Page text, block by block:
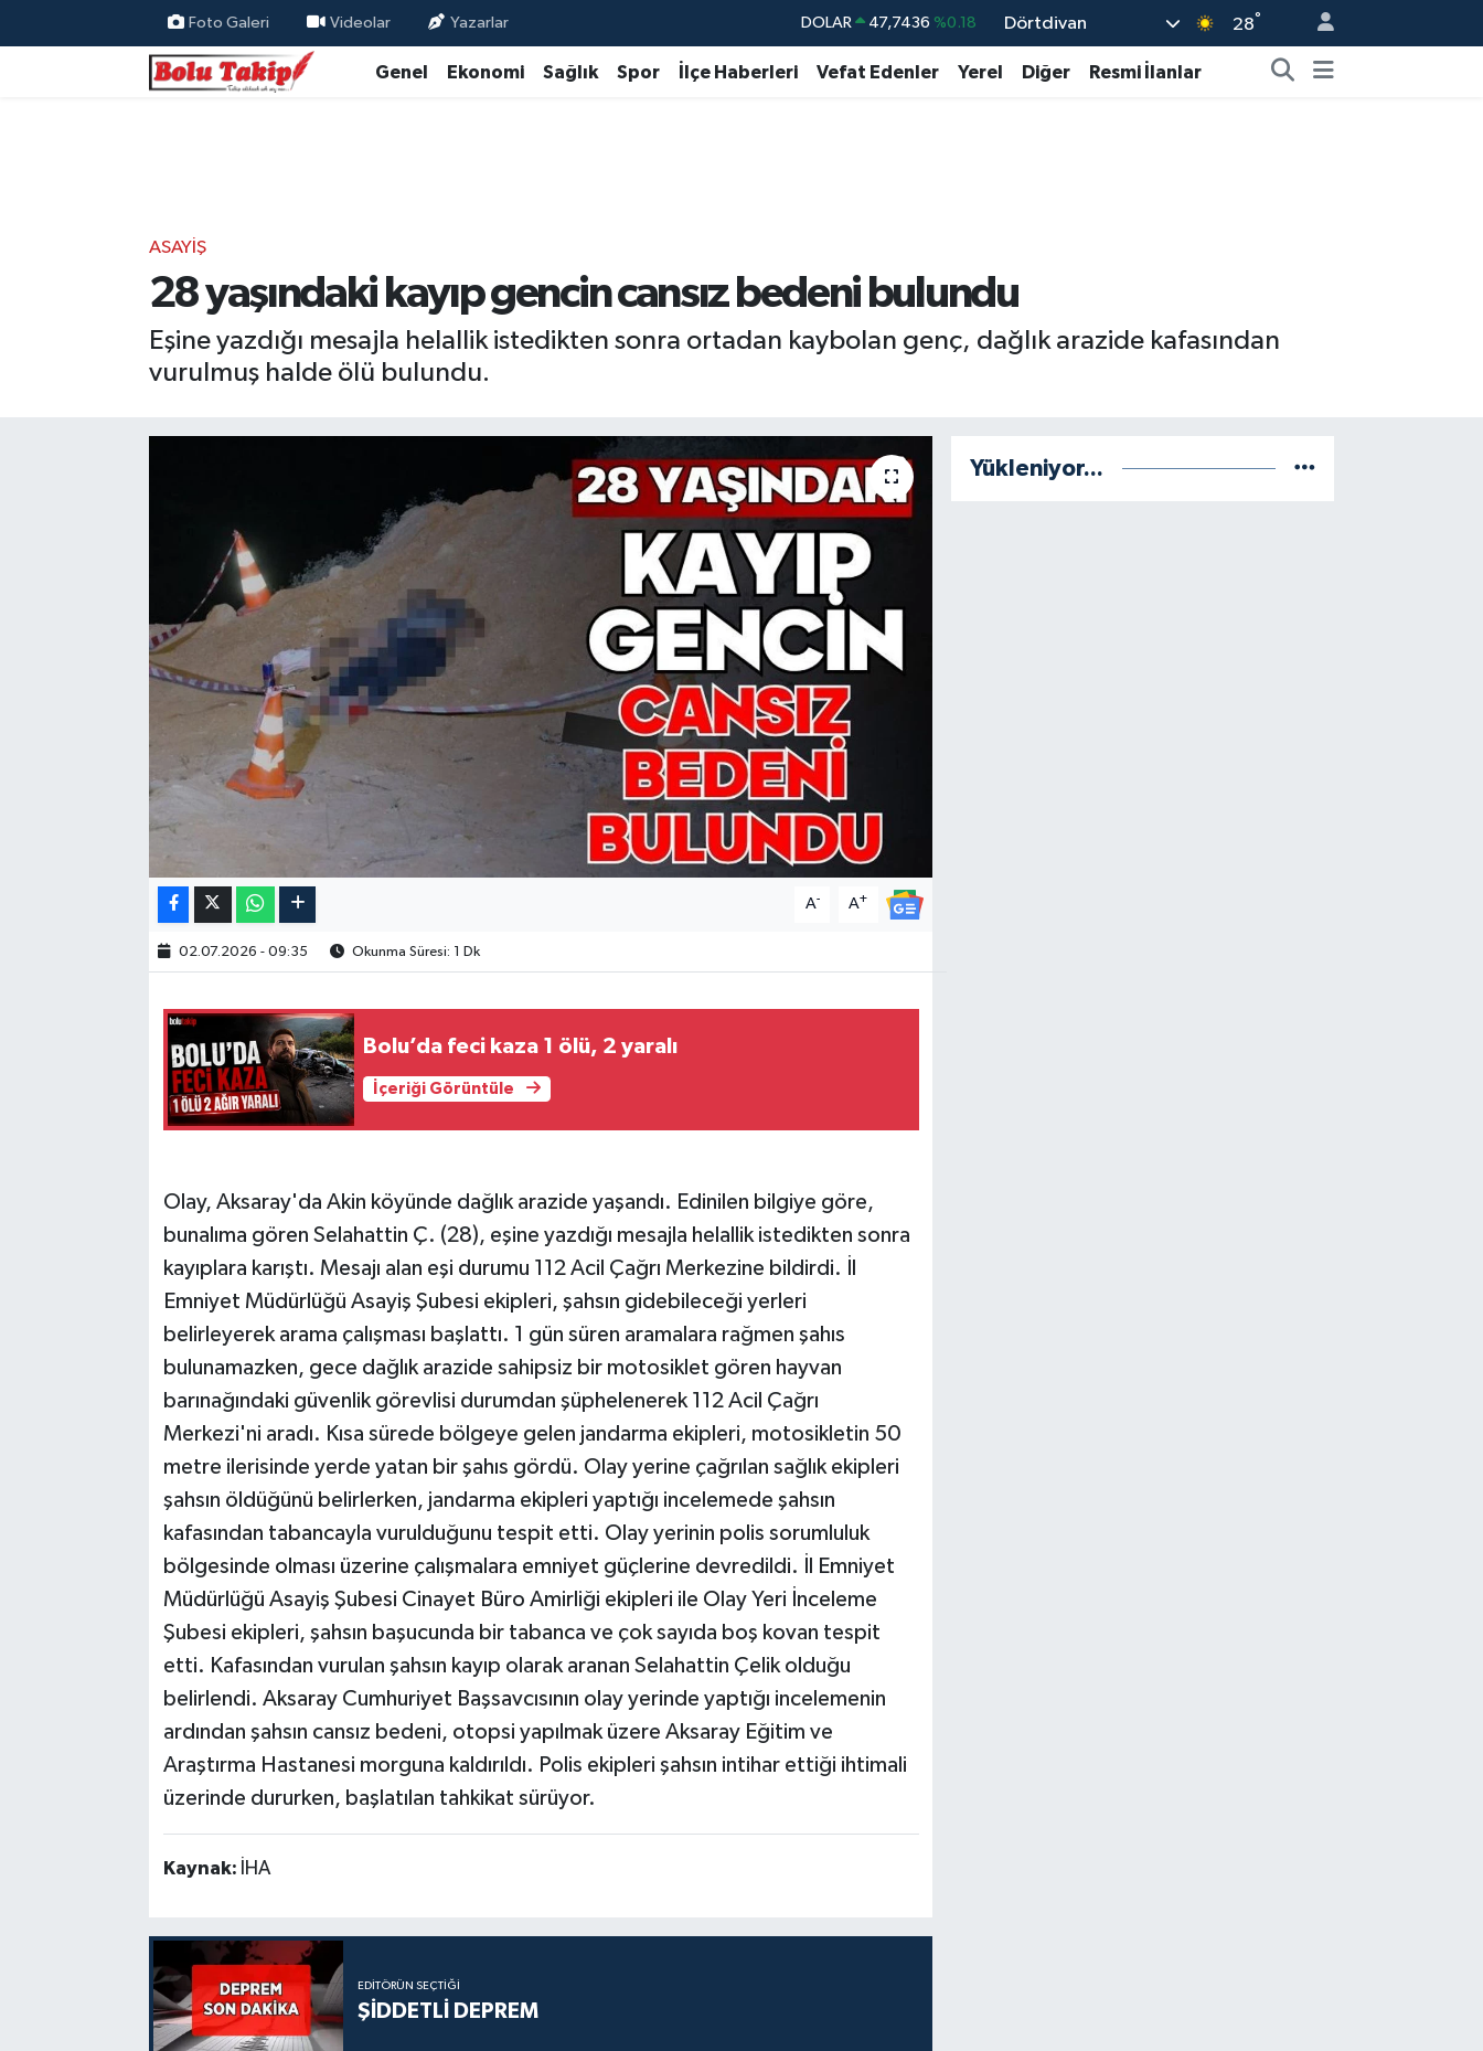
Foto Galeri Videolar Yazarlar DOLAR 47,7436 %0.18
EURO 55,2510 %0.32
Dörtdivan 28°
Genel Ekonomi Sağlık Spor İlçe Haberleri Vefat Edenler Yerel Diğer Resmi İlanlar
ASAYIŞ
28 yaşındaki kayıp gencin cansız bedeni bulundu
Eşine yazdığı mesajla helallik istedikten sonra ortadan kaybolan genç, dağlık arazide kafasından
vurulmuş halde ölü bulundu.
A- A+
02.07.2026 - 09:35 Okunma Süresi: 1 Dk
Bolu’da feci kaza 1 ölü, 2 yaralı
İçeriği Görüntüle
Olay, Aksaray'da Akin köyünde dağlık arazide yaşandı. Edinilen bilgiye göre,
bunalıma gören Selahattin Ç. (28), eşine yazdığı mesajla helallik istedikten sonra
kayıplara karıştı. Mesajı alan eşi durumu 112 Acil Çağrı Merkezine bildirdi. İl
Emniyet Müdürlüğü Asayiş Şubesi ekipleri, şahsın gidebileceği yerleri
belirleyerek arama çalışması başlattı. 1 gün süren aramalara rağmen şahıs
bulunamazken, gece dağlık arazide sahipsiz bir motosiklet gören hayvan
barınağındaki güvenlik görevlisi durumdan şüphelenerek 112 Acil Çağrı
Merkezi'ni aradı. Kısa sürede bölgeye gelen jandarma ekipleri, motosikletin 50
metre ilerisinde yerde yatan bir şahıs gördü. Olay yerine çağrılan sağlık ekipleri
şahsın öldüğünü belirlerken, jandarma ekipleri yaptığı incelemede şahsın
kafasından tabancayla vurulduğunu tespit etti. Olay yerinin polis sorumluluk
bölgesinde olması üzerine çalışmalara emniyet güçlerine devredildi. İl Emniyet
Müdürlüğü Asayiş Şubesi Cinayet Büro Amirliği ekipleri ile Olay Yeri İnceleme
Şubesi ekipleri, şahsın başucunda bir tabanca ve çok sayıda boş kovan tespit
etti. Kafasından vurulan şahsın kayıp olarak aranan Selahattin Çelik olduğu
belirlendi. Aksaray Cumhuriyet Başsavcısının olay yerinde yaptığı incelemenin
ardından şahsın cansız bedeni, otopsi yapılmak üzere Aksaray Eğitim ve
Araştırma Hastanesi morguna kaldırıldı. Polis ekipleri şahsın intihar ettiği ihtimali
üzerinde dururken, başlatılan tahkikat sürüyor.
Kaynak: İHA
EDITÖRÜN SEÇTIĞI
ŞİDDETLİ DEPREM
Yükleniyor...